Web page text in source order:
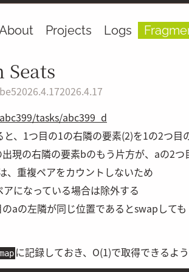
Projects Logs
Seats
2026.4.172026.4.17
tasks/abc399_d
と、1つ目の1の右隣の要素(2)を1の2つ目
現の右隣の要素bのもう片方が、 aの2つ
、重複ペアをカウントしないため
になっている場合は除外する
aの左隣が同じ位置であるとswapして
に記録しておき、 O(1)で取得できるよ